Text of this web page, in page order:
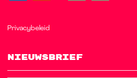
Privacybeleid
Nieuwsbrief